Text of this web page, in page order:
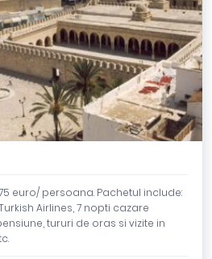
euro/ persoana. Pachetul include:
Airlines, 7 nopti cazare
tururi de oras si vizite in